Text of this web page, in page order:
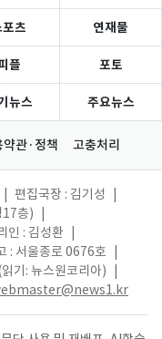
포츠 연재물
플 포토
뉴스 주요뉴스
약관·정책 고충처리
편집국장 : 김기성
17층)
인 : 김성환
: 서울종로 0676호
기: 뉴스원코리아)